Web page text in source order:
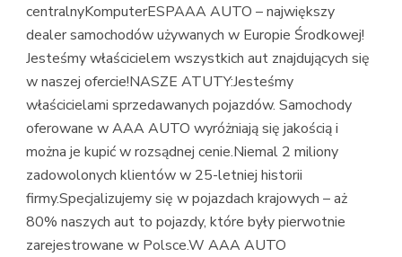
centralnyKomputerESPAAA AUTO – największy
dealer samochodów używanych w Europie Środkowej!
Jesteśmy właścicielem wszystkich aut znajdujących się
w naszej ofercie!NASZE ATUTY:Jesteśmy
właścicielami sprzedawanych pojazdów. Samochody
oferowane w AAA AUTO wyróżniają się jakością i
można je kupić w rozsądnej cenie.Niemal 2 miliony
zadowolonych klientów w 25-letniej historii
firmy.Specjalizujemy się w pojazdach krajowych – aż
80% naszych aut to pojazdy, które były pierwotnie
zarejestrowane w Polsce.W AAA AUTO